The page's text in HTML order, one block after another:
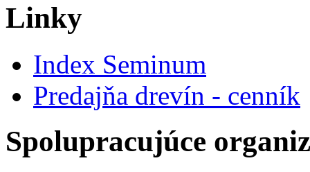
Linky
Index Seminum
Predajňa drevín - cenník
Spolupracujúce